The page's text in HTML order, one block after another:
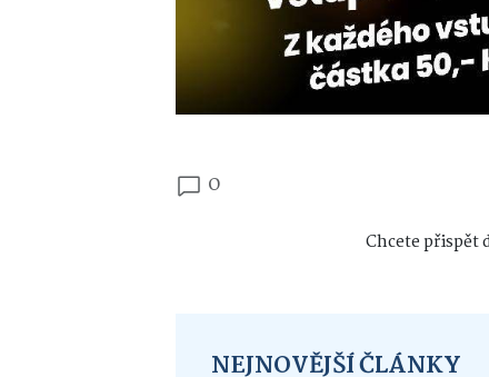
0
Chcete přispět
NEJNOVĚJŠÍ ČLÁNKY